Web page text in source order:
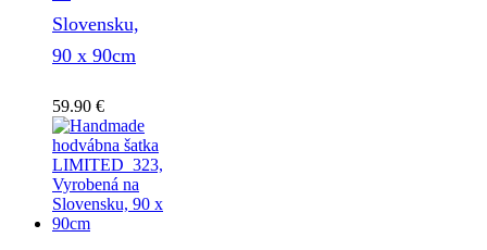
Slovensku,
90 x 90cm
59.90 €